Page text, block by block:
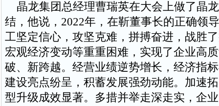
晶龙集团总经理曹瑞英在大会上做了晶
结，他说，2022年，在靳董事长的正确领
工坚定信心，攻坚克难，拼搏奋进，战胜
宏观经济变动等重重困难，实现了企业高
破、新跨越。经营业绩逆势增长，经济指
建设亮点纷呈，积蓄发展强劲动能。加速
型升级成效显著。多措并举走深走实，企